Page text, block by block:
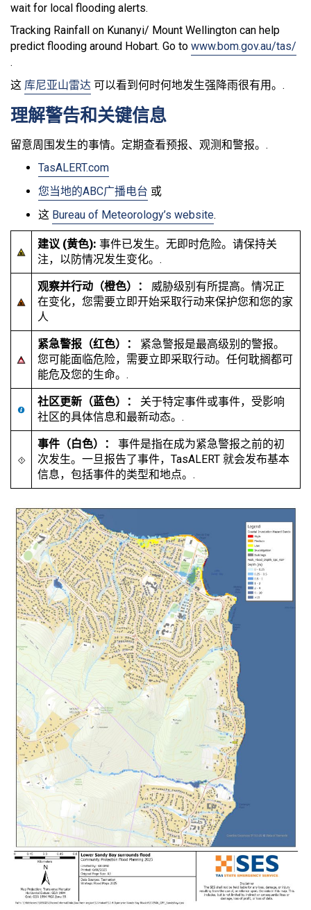
wait for local flooding alerts.
Tracking Rainfall on Kunanyi/ Mount Wellington can help
predict flooding around Hobart. Go to www.bom.gov.au/tas/
.
这 库尼亚山雷达 可以看到何时何地发生强降雨很有用。.
理解警告和关键信息
留意周围发生的事情。定期查看预报、观测和警报。.
TasALERT.com
您当地的ABC广播电台 或
这 Bureau of Meteorology’s website.
建议 (黄色): 事件已发生。无即时危险。请保持关
注，以防情况发生变化。.
观察并行动（橙色）：
威胁级别有所提高。情况正
在变化，您需要立即开始采取行动来保护您和您的家
人
紧急警报（红色）：
紧急警报是最高级别的警报。
您可能面临危险，需要立即采取行动。任何耽搁都可
能危及您的生命。.
社区更新（蓝色）：
关于特定事件或事件，受影响
社区的具体信息和最新动态。.
事件（白色）：
事件是指在成为紧急警报之前的初
次发生。一旦报告了事件，TasALERT 就会发布基本
信息，包括事件的类型和地点。.